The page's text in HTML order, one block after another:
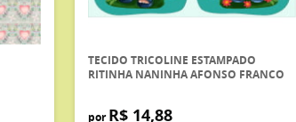
TECIDO TRICOLINE ESTAMPADO
RITINHA NANINHA AFONSO FRANCO
por R$ 14,88